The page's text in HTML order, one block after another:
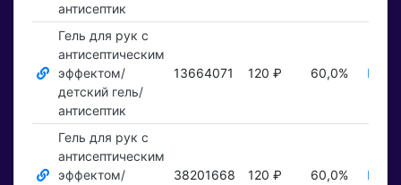
антисептик
Гель для рук с
антисептическим
эффектом/
детский гель/
антисептик
13664071 120 ₽ 60,0%
Гель для рук с
антисептическим
эффектом/
38201668 120 ₽ 60,0%